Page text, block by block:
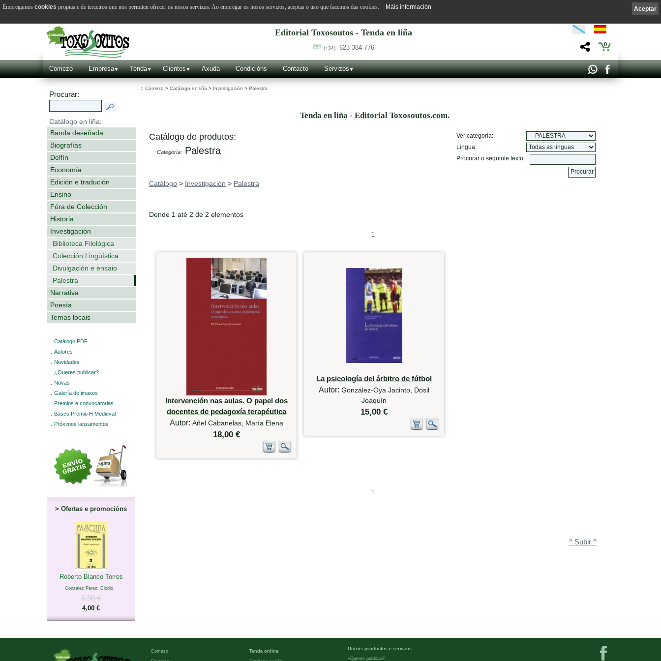
Editorial Toxosoutos - Tenda en liña
(+34) 623 384 776 0
Comezo Empresa Tenda Clientes Axuda Condicións Contacto Servizos
Procurar:
Catálogo en liña:
Banda deseñada
Biografías
Delfín
Economía
Edición e tradución
Ensino
Fóra de Colección
Historia
Investigación
Biblioteca Filológica
Colección Lingüística
Divulgación e ensaio
Palestra
Narrativa
Poesía
Temas locais
:.
Catálogo PDF
:.
Autores
:.
Novidades
:.
¿Queres publicar?
:.
Novas
:.
Galería de imaxes
:.
Premios e convocatorias
:.
Bases Premio H Medieval
:.
Próximos lanzamentos
> Ofertas e promocións
Roberto Blanco Torres
González Pérez, Clodio
6,50 €
4,00 €
:: Comezo > Catálogo en liña > Investigación > Palestra
Tenda en liña - Editorial Toxosoutos.com.
Catálogo de produtos:
Categoría: Palestra
Ver categoría:
Lingua:
Procurar o seguinte texto:
Catálogo > Investigación > Palestra
Dende 1 até 2 de 2 elementos
1
Intervención nas aulas. O papel dos
docentes de pedagoxía terapéutica
Autor: Añel Cabanelas, María Elena
18,00 €
La psicología del árbitro de fútbol
Autor:González-Oya Jacinto, Dosil
Joaquín
15,00 €
1
^ Subir ^
Comezo Tenda online Outros productos e servizos
-Queres publicar?
Aceptar
Empregamos cookies propias e de terceiros que nos permiten ofrecer os nosos servizos. Ao empregar os nosos servizos, aceptas o uso que facemos das cookies. Máis información